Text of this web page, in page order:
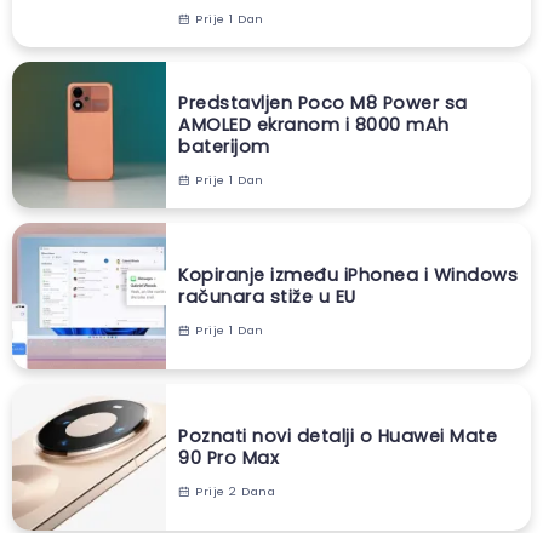
Prije 1 Dan
Predstavljen Poco M8 Power sa
AMOLED ekranom i 8000 mAh
baterijom
Prije 1 Dan
Kopiranje između iPhonea i Windows
računara stiže u EU
Prije 1 Dan
Poznati novi detalji o Huawei Mate
90 Pro Max
Prije 2 Dana